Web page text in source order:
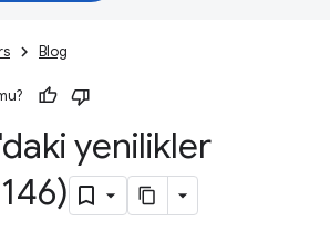
Blog
yenilikler